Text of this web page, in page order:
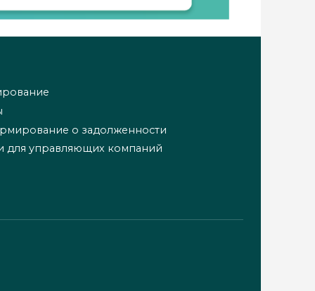
о задолженности
для управляющих компаний